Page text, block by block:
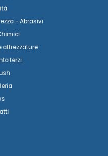
- Abrasivi
attrezzature
terzi